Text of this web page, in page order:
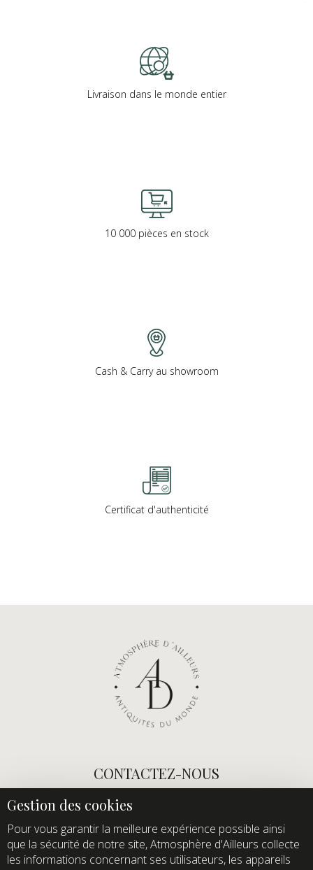
Livraison dans le monde entier
10 000 pièces en stock
Cash & Carry au showroom
Certificat d'authenticité
CONTACTEZ-NOUS
info@atmospheredailleurs.com
Tel :
+33 (0)1 60 12 68 26
Domaine de Quincampoix
Route de Roussigny
Pour vous garantir la meilleure expérience possible ainsi
que la sécurité de notre site, Atmosphère d'Ailleurs collecte
les informations concernant ses utilisateurs, les appareils